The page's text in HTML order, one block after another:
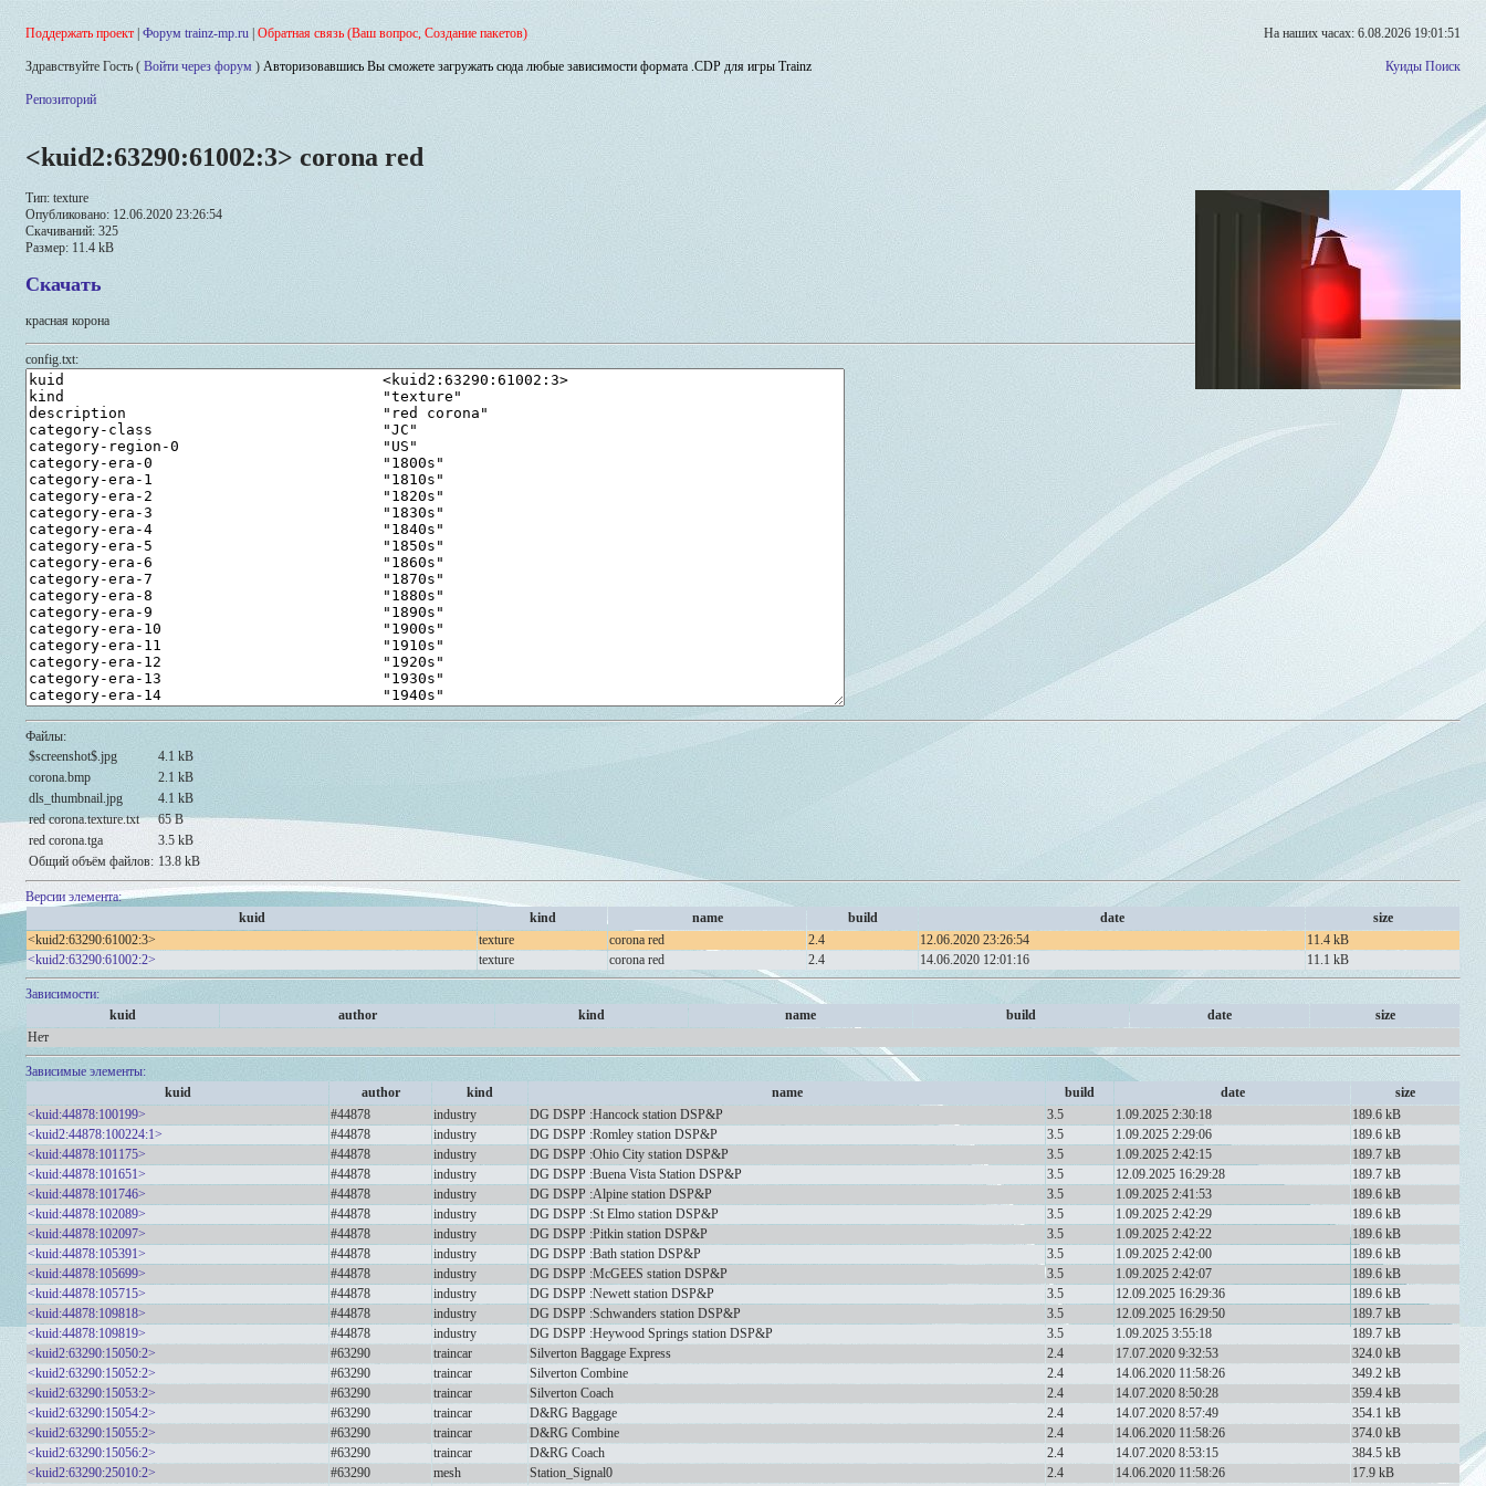
Поддержать проект Форум trainz-mp.ru Обратная связь (Ваш вопрос, Создание пакетов) На наших часах: 6.08.2026 19:01:51
Здравствуйте Гость ( Войти через форум ) Авторизовавшись Вы сможете загружать сюда любые зависимости формата .CDP для игры Trainz Куиды Поиск
Репозиторий
<kuid2:63290:61002:3> corona red
Тип: texture
Опубликовано: 12.06.2020 23:26:54
Скачиваний: 325
Размер: 11.4 kB
Скачать
красная корона
config.txt:
Файлы:
$screenshot$.jpg
4.1 kB
corona.bmp
2.1 kB
dls_thumbnail.jpg
4.1 kB
red corona.texture.txt
65 B
red corona.tga
3.5 kB
Общий объём файлов: 13.8 kB
Версии элемента:
kuid
kind name build date
size
<kuid2:63290:61002:3>
texture corona red 2.4 12.06.2020 23:26:54
11.4 kB
<kuid2:63290:61002:2>
texture corona red 2.4 14.06.2020 12:01:16 11.1 kB
Зависимости:
kuid
author kind name build date
size
Нет
Зависимые элементы:
kuid
author kind name build date
size
<kuid:44878:100199>
#44878 industry DG DSPP :Hancock station DSP&P 3.5 1.09.2025 2:30:18
189.6 kB
<kuid2:44878:100224:1>
#44878 industry DG DSPP :Romley station DSP&P 3.5 1.09.2025 2:29:06
189.6 kB
<kuid:44878:101175>
#44878 industry DG DSPP :Ohio City station DSP&P 3.5 1.09.2025 2:42:15
189.7 kB
<kuid:44878:101651>
#44878 industry DG DSPP :Buena Vista Station DSP&P 3.5 12.09.2025 16:29:28
189.7 kB
<kuid:44878:101746>
#44878 industry DG DSPP :Alpine station DSP&P 3.5 1.09.2025 2:41:53
189.6 kB
<kuid:44878:102089>
#44878 industry DG DSPP :St Elmo station DSP&P 3.5 1.09.2025 2:42:29
189.6 kB
<kuid:44878:102097>
#44878 industry DG DSPP :Pitkin station DSP&P 3.5 1.09.2025 2:42:22
189.6 kB
<kuid:44878:105391>
#44878 industry DG DSPP :Bath station DSP&P 3.5 1.09.2025 2:42:00
189.6 kB
<kuid:44878:105699>
#44878 industry DG DSPP :McGEES station DSP&P 3.5 1.09.2025 2:42:07
189.6 kB
<kuid:44878:105715>
#44878 industry DG DSPP :Newett station DSP&P 3.5 12.09.2025 16:29:36
189.6 kB
<kuid:44878:109818>
#44878 industry DG DSPP :Schwanders station DSP&P 3.5 12.09.2025 16:29:50
189.7 kB
<kuid:44878:109819>
#44878 industry DG DSPP :Heywood Springs station DSP&P 3.5 1.09.2025 3:55:18
189.7 kB
<kuid2:63290:15050:2>
#63290 traincar Silverton Baggage Express 2.4 17.07.2020 9:32:53
324.0 kB
<kuid2:63290:15052:2>
#63290 traincar Silverton Combine 2.4 14.06.2020 11:58:26
349.2 kB
<kuid2:63290:15053:2>
#63290 traincar Silverton Coach 2.4 14.07.2020 8:50:28
359.4 kB
<kuid2:63290:15054:2>
#63290 traincar D&RG Baggage 2.4 14.07.2020 8:57:49
354.1 kB
<kuid2:63290:15055:2>
#63290 traincar D&RG Combine 2.4 14.06.2020 11:58:26
374.0 kB
<kuid2:63290:15056:2>
#63290 traincar D&RG Coach 2.4 14.07.2020 8:53:15
384.5 kB
<kuid2:63290:25010:2>
#63290 mesh Station_Signal0 2.4 14.06.2020 11:58:26
17.9 kB